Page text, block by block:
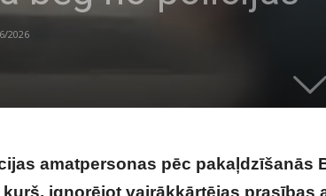
2026
amatpersonas pēc pakaļdzīšanās
ignorējot vairākkārtējas prasības